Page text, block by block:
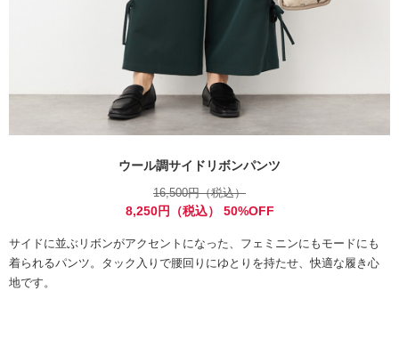
ウール調サイドリボンパンツ
16,500円（税込）
8,250円（税込） 50%OFF
サイドに並ぶリボンがアクセントになった、フェミニンにもモードにも
着られるパンツ。タック入りで腰回りにゆとりを持たせ、快適な履き心
地です。